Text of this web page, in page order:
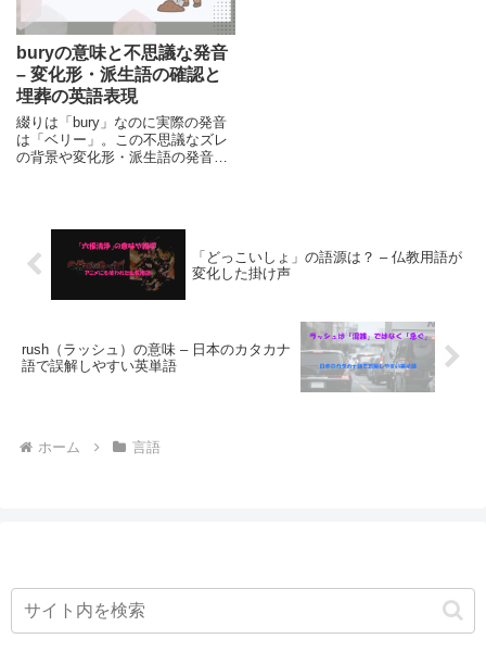
buryの意味と不思議な発音
– 変化形・派生語の確認と
埋葬の英語表現
綴りは「bury」なのに実際の発音
は「ベリー」。この不思議なズレ
の背景や変化形・派生語の発音、
「どっこいしょ」の語源は？ – 仏教用語が
変化した掛け声
rush（ラッシュ）の意味 – 日本のカタカナ
語で誤解しやすい英単語
ホーム 言語